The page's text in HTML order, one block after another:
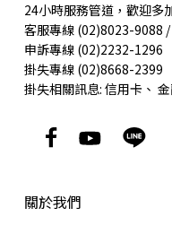
24小時服務管道，歡迎多
客服專線 (02)8023-9088
申訴專線 (02)2232-1296
掛失專線 (02)8668-2399
掛失相關訊息: 信用卡、
關於我們